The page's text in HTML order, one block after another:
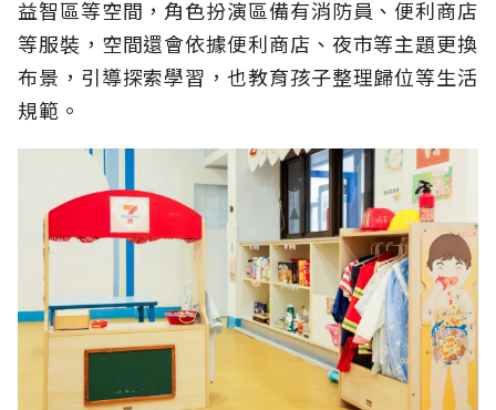
益智區等空間，角色扮演區備有消防員、便利商店
等服裝，空間還會依據便利商店、夜市等主題更換
布景，引導探索學習，也教育孩子整理歸位等生活
規範。